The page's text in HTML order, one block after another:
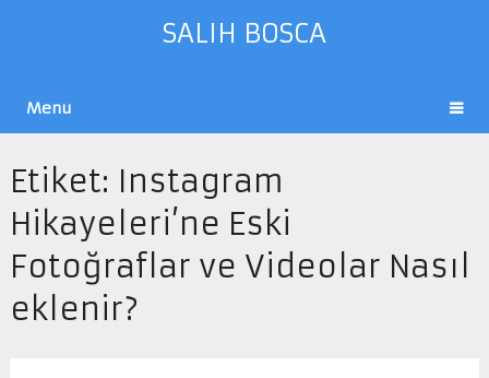
SALIH BOSCA
Menu
Etiket: Instagram
Hikayeleri’ne Eski
Fotoğraflar ve Videolar Nasıl
eklenir?